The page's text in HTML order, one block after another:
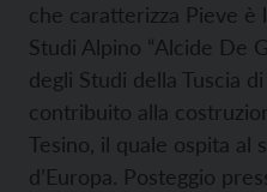
che caratterizza Pieve è
Studi Alpino “Alcide De
degli Studi della Tuscia
contribuito alla
Tesino, il quale ospita al
d’Europa. Posteggio